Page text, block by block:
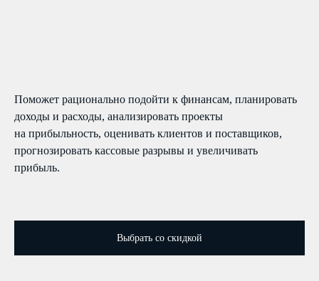
Поможет рационально подойти к финансам, планировать
доходы и расходы, анализировать проекты
на прибыльность, оценивать клиентов и поставщиков,
прогнозировать кассовые разрывы и увеличивать
прибыль.
Выбрать со скидкой